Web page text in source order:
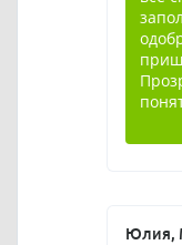
Юлия,